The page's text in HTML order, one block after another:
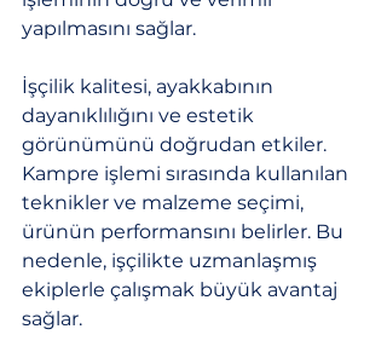
yapılmasını sağlar.
İşçilik kalitesi, ayakkabının
dayanıklılığını ve estetik
görünümünü doğrudan etkiler.
Kampre işlemi sırasında kullanılan
teknikler ve malzeme seçimi,
ürünün performansını belirler. Bu
nedenle, işçilikte uzmanlaşmış
ekiplerle çalışmak büyük avantaj
sağlar.